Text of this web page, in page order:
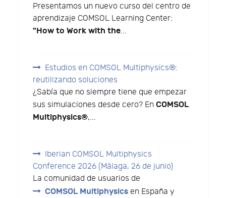
Presentamos un nuevo curso del centro de
aprendizaje COMSOL Learning Center:
"How to Work with the...
Estudios en COMSOL Multiphysics®:
reutilizando soluciones
¿Sabía que no siempre tiene que empezar
sus simulaciones desde cero? En COMSOL
Multiphysics®,...
Iberian COMSOL Multiphysics
Conference 2026 (Málaga, 26 de junio)
La comunidad de usuarios de
COMSOL Multiphysics en España y